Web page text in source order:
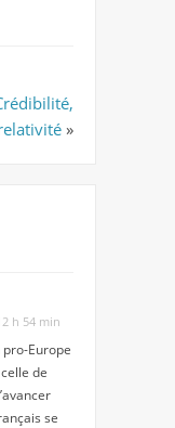
»
h 54 min
Europe
de
se